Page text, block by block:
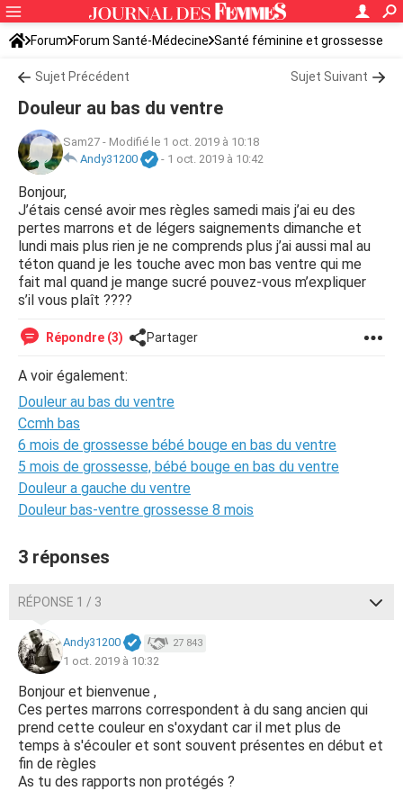
Forum Forum Santé-Médecine Santé féminine et grossesse
Tomber enceinte
Sujet Précédent Sujet Suivant
Douleur au bas du ventre
Sam27 - Modifié le 1 oct. 2019 à 10:18
Andy31200
- 1 oct. 2019 à 10:42
Bonjour,
J’étais censé avoir mes règles samedi mais j’ai eu des
pertes marrons et de légers saignements dimanche et
lundi mais plus rien je ne comprends plus j’ai aussi mal au
téton quand je les touche avec mon bas ventre qui me
fait mal quand je mange sucré pouvez-vous m’expliquer
s’il vous plaît ????
Répondre (3) Partager
A voir également:
Douleur au bas du ventre
Ccmh bas
6 mois de grossesse bébé bouge en bas du ventre
5 mois de grossesse, bébé bouge en bas du ventre
Douleur a gauche du ventre
Douleur bas-ventre grossesse 8 mois
3 réponses
RÉPONSE 1 / 3
Andy31200 27 843
1 oct. 2019 à 10:32
Bonjour et bienvenue ,
Ces pertes marrons correspondent à du sang ancien qui
prend cette couleur en s'oxydant car il met plus de
temps à s'écouler et sont souvent présentes en début et
fin de règles
As tu des rapports non protégés ?